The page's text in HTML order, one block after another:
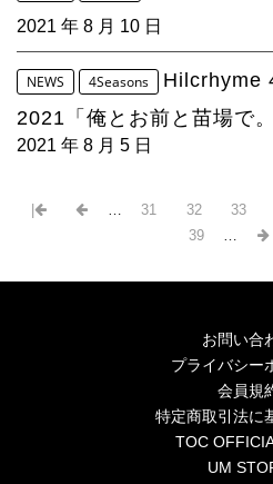
2021 年 8 月 10 日
NEWS 4Seasons
Hilcrhyme
2021「俺とお前と苗場で
2021 年 8 月 5 日
31 32 33
39
…
お問い合
プライバシー
会員規
特定商取引法に
TOC
UM